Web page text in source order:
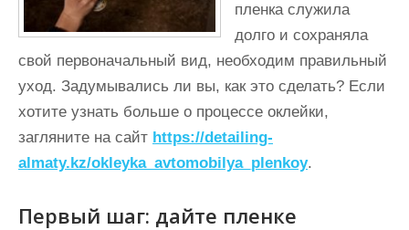
пленка служила
долго и сохраняла
свой первоначальный вид, необходим правильный
уход. Задумывались ли вы, как это сделать? Если
хотите узнать больше о процессе оклейки,
загляните на сайт https://detailing-
almaty.kz/okleyka_avtomobilya_plenkoy.
Первый шаг: дайте пленке